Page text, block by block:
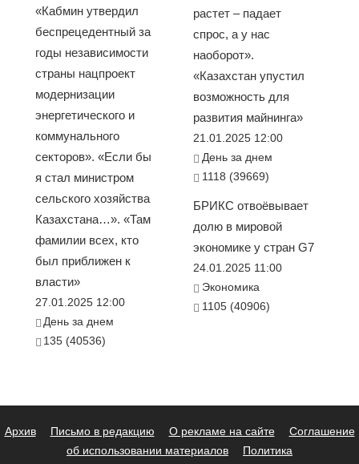
«Кабмин утвердил
беспрецедентный за
годы независимости
страны нацпроект
модернизации
энергетического и
коммунального
секторов». «Если бы
я стал министром
сельского хозяйства
Казахстана…». «Там
фамилии всех, кто
был приближен к
власти»
27.01.2025 12:00
День за днем
135 (40536)
растет – падает
спрос, а у нас
наоборот».
«Казахстан упустил
возможность для
развития майнинга»
21.01.2025 12:00
День за днем
1118 (39669)
БРИКС отвоёвывает
долю в мировой
экономике у стран G7
24.01.2025 11:00
Экономика
1105 (40906)
Архив Письмо в редакцию О рекламе на сайте
Соглашение
об использовании материалов
Политика